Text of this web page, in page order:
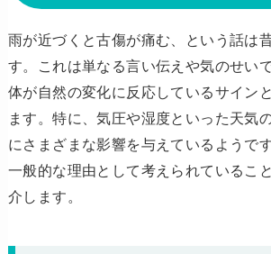
雨が近づくと古傷が痛む、という話は
す。これは単なる言い伝えや気のせい
体が自然の変化に反応しているサイン
ます。特に、気圧や湿度といった天気
にさまざまな影響を与えているようで
一般的な理由として考えられているこ
介します。